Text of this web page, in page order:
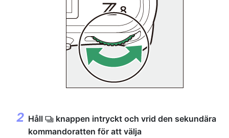
Håll c knappen intryckt och vrid den sekundära
kommandoratten för att välja